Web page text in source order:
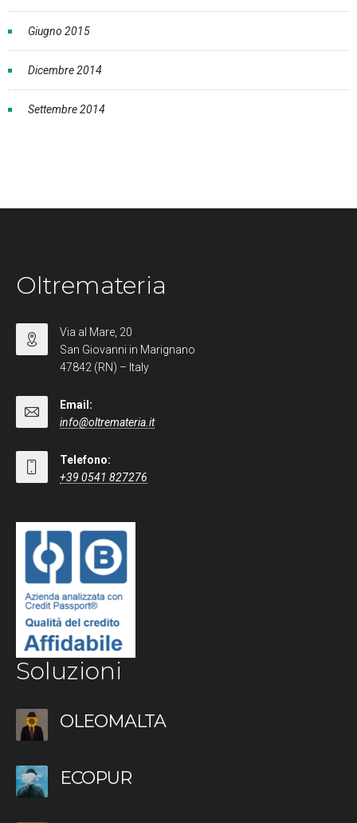
Giugno 2015
Dicembre 2014
Settembre 2014
Oltremateria
Via al Mare, 20
San Giovanni in Marignano
47842 (RN) – Italy
Email:
info@oltremateria.it
Telefono:
+39 0541 827276
Soluzioni
OLEOMALTA
ECOPUR